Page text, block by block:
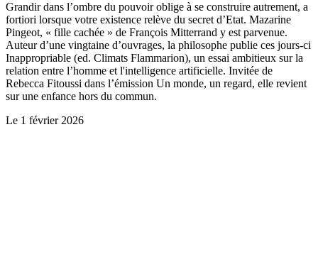
Grandir dans l’ombre du pouvoir oblige à se construire autrement, a
fortiori lorsque votre existence relève du secret d’Etat. Mazarine
Pingeot, « fille cachée » de François Mitterrand y est parvenue.
Auteur d’une vingtaine d’ouvrages, la philosophe publie ces jours-ci
Inappropriable (ed. Climats Flammarion), un essai ambitieux sur la
relation entre l’homme et l'intelligence artificielle. Invitée de
Rebecca Fitoussi dans l’émission Un monde, un regard, elle revient
sur une enfance hors du commun.
Le 1 février 2026